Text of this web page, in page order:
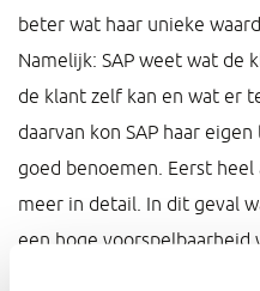
beter wat haar unieke
Namelijk: SAP weet wat de
de klant zelf kan en wat er
daarvan kon SAP haar
goed benoemen. Eerst
meer in detail. In dit geval
een hoge voorspelbaarheid
investeringen; hoge